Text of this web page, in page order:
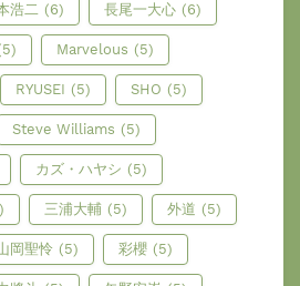
浩二 (6) 長尾一大心 (6)
Marvelous (5)
RYUSEI (5) SHO (5)
Steve Williams (5)
カズ・ハヤシ (5)
三浦大輔 (5) 外道 (5)
岡聖怜 (5) 彩櫻 (5)